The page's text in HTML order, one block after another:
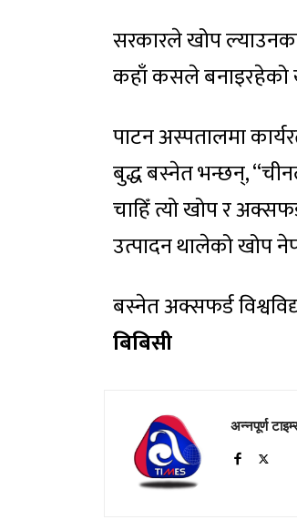
सरकारले खोप
कहाँ कसले बनाइरहेको
पाटन अस्पतालमा
बुद्ध बस्नेत भन्छन्,
चाहिँ त्यो खोप र
उत्पादन थालेको खोप
बस्नेत अक्सफर्ड
बिबिसी
अन्नपूर्ण